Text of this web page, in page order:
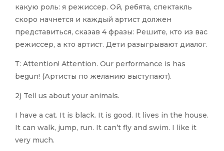
какую роль: я режиссер. Ой, ребята, спектакль
скоро начнется и каждый артист должен
представиться, сказав 4 фразы: Решите, кто из вас
режиссер, а кто артист. Дети разыгрывают диалог.
Т: Attention! Attention. Our performance is has
begun! (Артисты по желанию выступают).
2) Tell us about your animals.
I have a cat. It is black. It is good. It lives in the house.
It can walk, jump, run. It can’t fly and swim. I like it
very much.